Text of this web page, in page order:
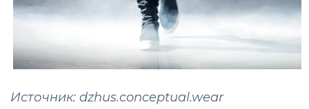
Источник: dzhus.conceptual.wear